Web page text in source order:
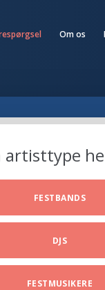
Om os
artisttype
FESTBANDS
DJS
FESTMUSIKERE